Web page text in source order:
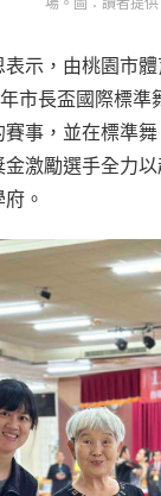
示，由桃園市
市長盃國際標準
事，並在標準
激勵選手全力
。